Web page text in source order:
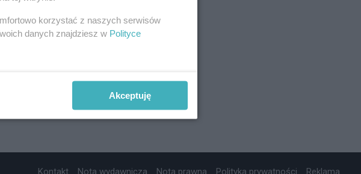
Kontakt Nota wydawnicza Nota prawna Polityka prywatności Reklama
korzystać z naszych serwisów
danych znajdziesz w Polityce
Akceptuję